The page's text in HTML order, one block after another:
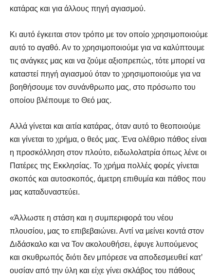
κατάρας και για άλλους πηγή αγιασμού.
Κι αυτό έγκειται στον τρόπο με τον οποίο χρησιμοποιούμε
αυτό το αγαθό. Αν το χρησιμοποιούμε για να καλύπτουμε
τις ανάγκες μας και να ζούμε αξιοπρεπώς, τότε μπορεί να
καταστεί πηγή αγιασμού όταν το χρησιμοποιούμε για να
βοηθήσουμε τον συνάνθρωπο μας, στο πρόσωπο του
οποίου βλέπουμε το Θεό μας.
Αλλά γίνεται και αιτία κατάρας, όταν αυτό το θεοποιούμε
και γίνεται το χρήμα, ο θεός μας. Ένα ολέθριο πάθος είναι
η προσκόλληση στον πλούτο, ειδωλολατρία όπως λένε οι
Πατέρες της Εκκλησίας. Το χρήμα πολλές φορές γίνεται
σκοπός και αυτοσκοπός, άμετρη επιθυμία και πάθος που
μας καταδυναστεύει.
«Άλλωστε η στάση και η συμπεριφορά του νέου
πλουσίου, μας το επιβεβαιώνει. Αντί να μείνει κοντά στον
Διδάσκαλο και να Τον ακολουθήσει, έφυγε λυπούμενος
και σκυθρωπός διότι δεν μπόρεσε να αποδεσμευθεί κατ’
ουσίαν από την ύλη και είχε γίνει σκλάβος του πάθους